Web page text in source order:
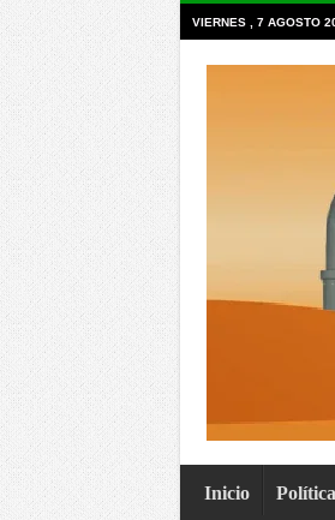
VIERNES , 7 AGOSTO
Inicio Política